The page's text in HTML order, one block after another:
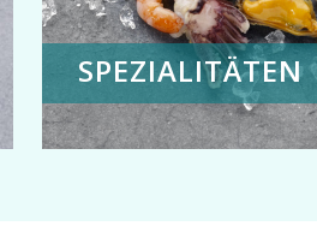
SPEZIALITÄTEN